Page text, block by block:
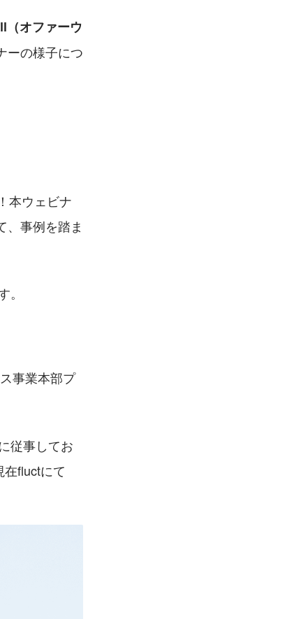
オファーウ
ーの様子につ
本ウェビナ
、事例を踏ま
。
事業本部プ
従事してお
fluctにて